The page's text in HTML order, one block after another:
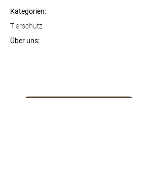
Kategorien:
Tierschutz
Über uns: